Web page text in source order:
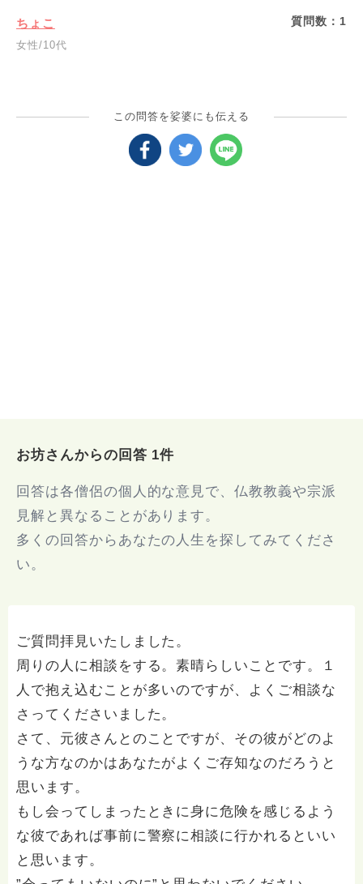
ちょこ
女性/10代
質問数： 1
この問答を娑婆にも伝える
お坊さんからの回答 1件
回答は各僧侶の個人的な意見で、仏教教義や宗派
見解と異なることがあります。
多くの回答からあなたの人生を探してみてくださ
い。
ご質問拝見いたしました。
周りの人に相談をする。素晴らしいことです。１
人で抱え込むことが多いのですが、よくご相談な
さってくださいました。
さて、元彼さんとのことですが、その彼がどのよ
うな方なのかはあなたがよくご存知なのだろうと
思います。
もし会ってしまったときに身に危険を感じるよう
な彼であれば事前に警察に相談に行かれるといい
と思います。